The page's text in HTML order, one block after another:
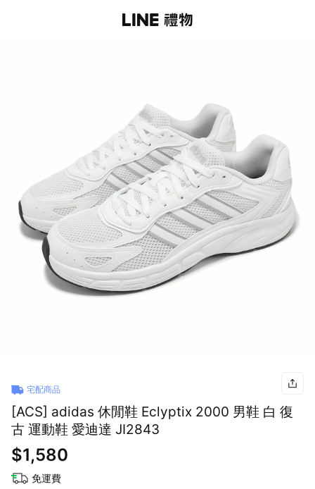
宅配商品
[ACS] adidas 休閒鞋 Eclyptix 2000 男鞋 白 復
古 運動鞋 愛迪達 JI2843
$1,580
免運費